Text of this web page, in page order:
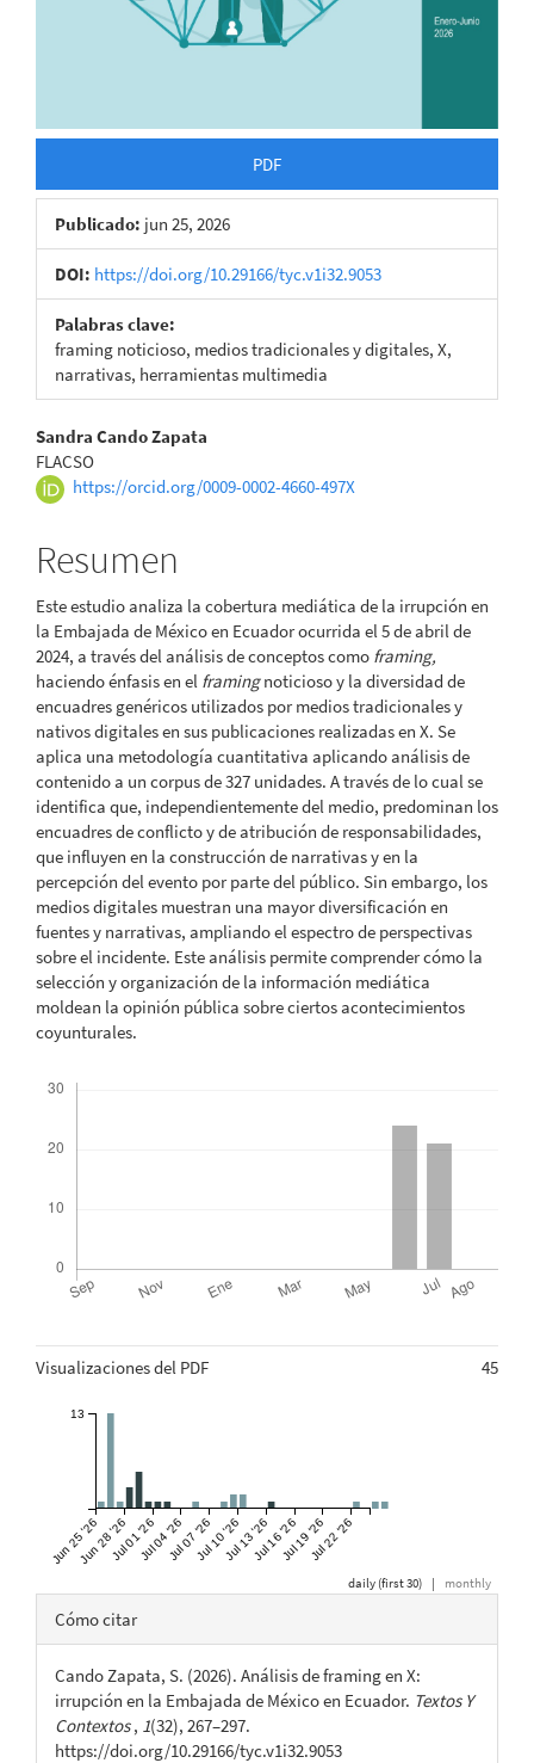
PDF
Publicado: jun 25, 2026
DOI: https://doi.org/10.29166/tyc.v1i32.9053
Palabras clave:
framing noticioso, medios tradicionales y digitales, X,
narrativas, herramientas multimedia
Contenido
principal
artículo
Sandra Cando Zapata
FLACSO
https://orcid.org/0009-0002-4660-497X
Resumen
Este estudio analiza la cobertura mediática de la irrupción en
la Embajada de México en Ecuador ocurrida el 5 de abril de
2024, a través del análisis de conceptos como framing,
haciendo énfasis en el framingnoticioso y la diversidad de
encuadres genéricos utilizados por medios tradicionales y
nativos digitales en sus publicaciones realizadas en X. Se
aplica una metodología cuantitativa aplicando análisis de
contenido a un corpus de 327 unidades. A través de lo cual se
identifica que, independientemente del medio, predominan los
encuadres de conflicto y de atribución de responsabilidades,
que influyen en la construcción de narrativas y en la
percepción del evento por parte del público. Sin embargo, los
medios digitales muestran una mayor diversificación en
fuentes y narrativas, ampliando el espectro de perspectivas
sobre el incidente. Este análisis permite comprender cómo la
selección y organización de la información mediática
moldean la opinión pública sobre ciertos acontecimientos
coyunturales.
Visualizaciones del PDF 45
Jun 25 '26Jun 28 '26Jul 01 '26Jul 04 '26Jul 07 '26Jul 10 '26Jul 13 '26Jul 16 '26Jul 19 '26Jul 22 '26
13
daily (first 30) | monthly
Detalles
del
artículo
Cómo citar
Cando Zapata, S. (2026). Análisis de framing en X:
irrupción en la Embajada de México en Ecuador. Textos Y
Contextos, 1(32), 267–297.
https://doi.org/10.29166/tyc.v1i32.9053